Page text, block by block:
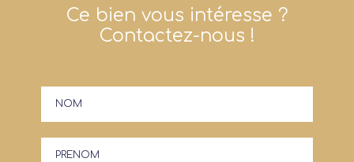
Ce bien vous intéresse ?
Contactez-nous !